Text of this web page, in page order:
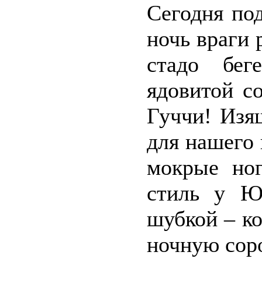
Сегодня
ночь враги
стадо
ядовитой
Гуччи!
для нашего
мокрые
стиль у
шубкой –
ночную